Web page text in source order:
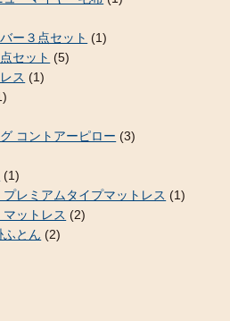
ー３点セット (1)
セット (5)
ス (1)
コントアーピロー (3)
(1)
レミアムタイプマットレス (1)
ットレス (2)
とん (2)